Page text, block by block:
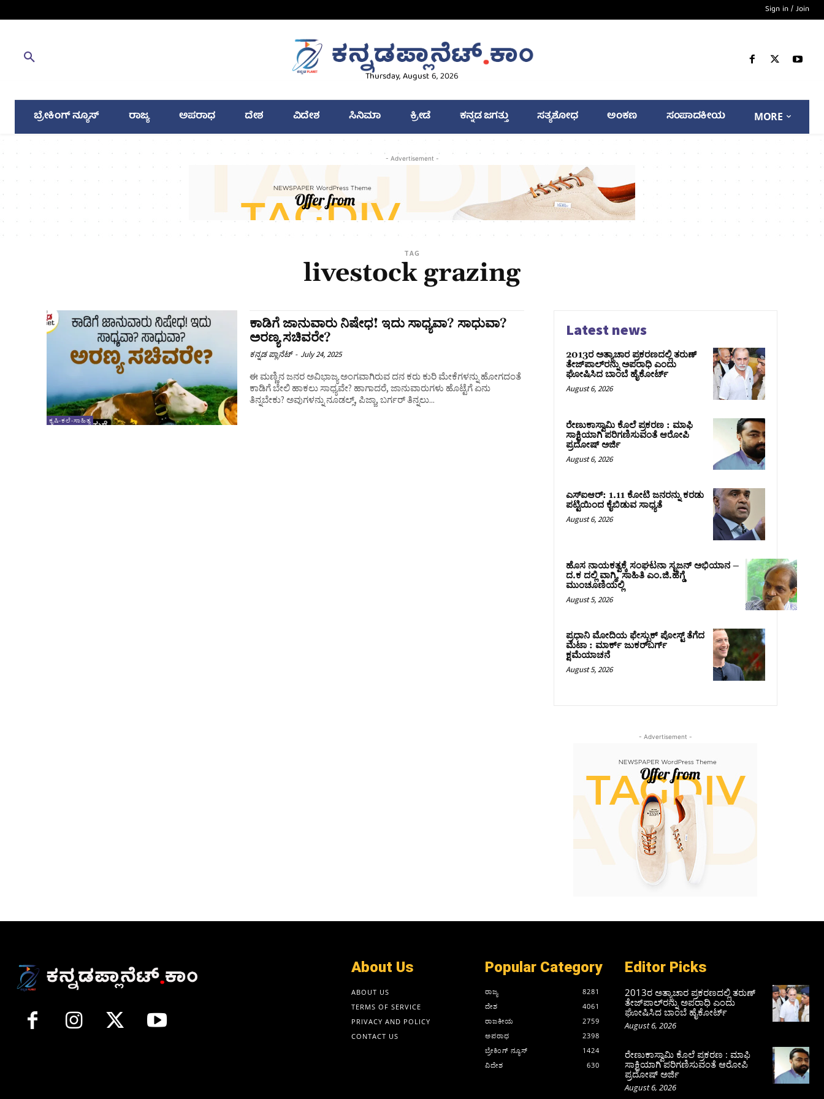
Sign in / Join
Thursday, August 6, 2026
ಬ್ರೇಕಿಂಗ್ ನ್ಯೂಸ್ ರಾಜ್ಯ ಅಪರಾಧ ದೇಶ ವಿದೇಶ ಸಿನಿಮಾ ಕ್ರೀಡೆ ಕನ್ನಡ ಜಗತ್ತು ಸತ್ಯಶೋಧ ಅಂಕಣ ಸಂಪಾದಕೀಯ MORE
- Advertisement -
TAG
livestock grazing
ಕೃಷಿ-ಕಲೆ-ಸಾಹಿತ್ಯ
ಕಾಡಿಗೆ ಜಾನುವಾರು ನಿಷೇಧ! ಇದು ಸಾಧ್ಯವಾ? ಸಾಧುವಾ?
ಅರಣ್ಯ ಸಚಿವರೇ?
ಕನ್ನಡ ಪ್ಲಾನೆಟ್ - July 24, 2025
ಈ ಮಣ್ಣಿನ ಜನರ ಅವಿಭಾಜ್ಯ ಅಂಗವಾಗಿರುವ ದನ ಕರು ಕುರಿ ಮೇಕೆಗಳನ್ನು ಹೋಗದಂತೆ
ಕಾಡಿಗೆ ಬೇಲಿ ಹಾಕಲು ಸಾಧ್ಯವೇ? ಹಾಗಾದರೆ, ಜಾನುವಾರುಗಳು ಹೊಟ್ಟೆಗೆ ಏನು
ತಿನ್ನಬೇಕು? ಅವುಗಳನ್ನು ನೂಡಲ್ಸ್, ಪಿಜ್ಜಾ, ಬರ್ಗರ್ ತಿನ್ನಲು...
Latest news
2013ರ ಅತ್ಯಾಚಾರ ಪ್ರಕರಣದಲ್ಲಿ ತರುಣ್
ತೇಜ್‌ಪಾಲ್‌ರನ್ನು ಅಪರಾಧಿ ಎಂದು
ಘೋಷಿಸಿದ ಬಾಂಬೆ ಹೈಕೋರ್ಟ್
August 6, 2026
ರೇಣುಕಾಸ್ವಾಮಿ ಕೊಲೆ ಪ್ರಕರಣ : ಮಾಫಿ
ಸಾಕ್ಷಿಯಾಗಿ ಪರಿಗಣಿಸುವಂತೆ ಆರೋಪಿ
ಪ್ರದೋಷ್‌ ಅರ್ಜಿ
August 6, 2026
ಎಸ್‌ಐಆರ್‌: 1.11 ಕೋಟಿ ಜನರನ್ನು ಕರಡು
ಪಟ್ಟಿಯಿಂದ ಕೈಬಿಡುವ ಸಾಧ್ಯತೆ
August 6, 2026
ಹೊಸ ನಾಯಕತ್ವಕ್ಕೆ ಸಂಘಟನಾ ಸೃಜನ್ ಅಭಿಯಾನ –
ದ.ಕ ದಲ್ಲಿ ವಾಗ್ಮಿ, ಸಾಹಿತಿ ಎಂ.ಜಿ.ಹೆಗ್ಡೆ
ಮುಂಚೂಣಿಯಲ್ಲಿ
August 5, 2026
ಪ್ರಧಾನಿ ಮೋದಿಯ ಫೇಸ್ಬುಕ್‌ ಪೋಸ್ಟ್‌ ತೆಗೆದ
ಮೆಟಾ : ಮಾರ್ಕ್ ಜುಕರ್‌ಬರ್ಗ್
ಕ್ಷಮೆಯಾಚನೆ
August 5, 2026
- Advertisement -
About Us
ABOUT US
TERMS OF SERVICE
PRIVACY AND POLICY
CONTACT US
Popular Category
ರಾಜ್ಯ
8281
ದೇಶ
4061
ರಾಜಕೀಯ
2759
ಅಪರಾಧ
2398
ಬ್ರೇಕಿಂಗ್ ನ್ಯೂಸ್
1424
ವಿದೇಶ
630
Editor Picks
2013ರ ಅತ್ಯಾಚಾರ ಪ್ರಕರಣದಲ್ಲಿ ತರುಣ್
ತೇಜ್‌ಪಾಲ್‌ರನ್ನು ಅಪರಾಧಿ ಎಂದು
ಘೋಷಿಸಿದ ಬಾಂಬೆ ಹೈಕೋರ್ಟ್
August 6, 2026
ರೇಣುಕಾಸ್ವಾಮಿ ಕೊಲೆ ಪ್ರಕರಣ : ಮಾಫಿ
ಸಾಕ್ಷಿಯಾಗಿ ಪರಿಗಣಿಸುವಂತೆ ಆರೋಪಿ
ಪ್ರದೋಷ್‌ ಅರ್ಜಿ
August 6, 2026